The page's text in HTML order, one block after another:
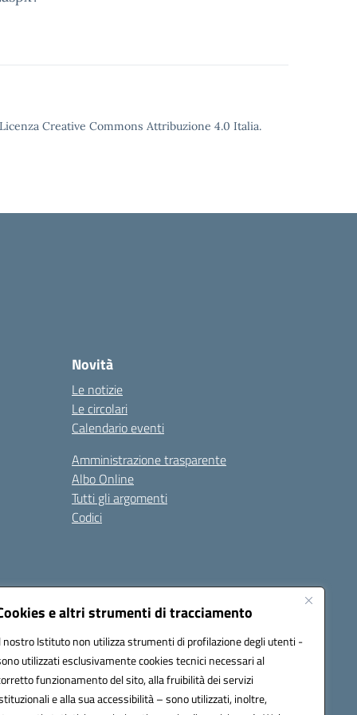
e altri strumenti di tracciamento
nostro Istituto non utilizza strumenti di profilazione degli utenti -
utilizzati esclusivamente cookies tecnici necessari al
funzionamento del sito, alla fruibilità dei servizi
e alla sua accessibilità – sono utilizzati, inoltre,
Creative Commons Attribuzione 4.0 Italia.
Novità
Le notizie
Le circolari
Calendario eventi
Amministrazione trasparente
Albo Online
Tutti gli argomenti
Codici
Seguici su: